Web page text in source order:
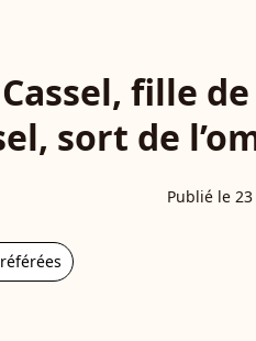
fille
sort de
Publié le